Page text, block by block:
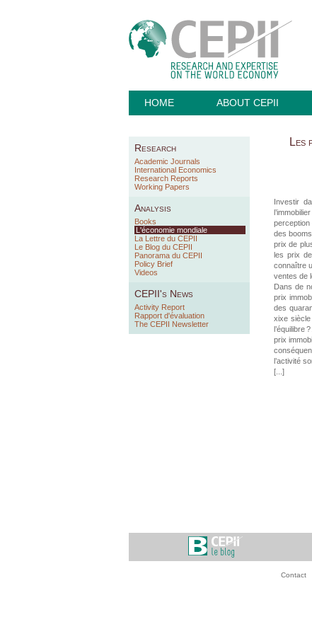
HOME ABOUT CEPII
Research
Academic Journals
International Economics
Research Reports
Working Papers
Analysis
Books
L'économie mondiale
La Lettre du CEPII
Le Blog du CEPII
Panorama du CEPII
Policy Brief
Videos
CEPII's News
Activity Report
Rapport d'évaluation
The CEPII Newsletter
Les
Investir
des
prix de
les prix
connaître
ventes de
Dans de
prix
des
xixe
l’équilibre
prix
l’activité
[...]
Contact